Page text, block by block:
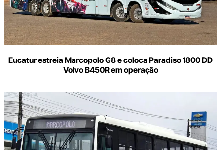
Eucatur estreia Marcopolo G8 e coloca Paradiso 1800 DD
Volvo B450R em operação